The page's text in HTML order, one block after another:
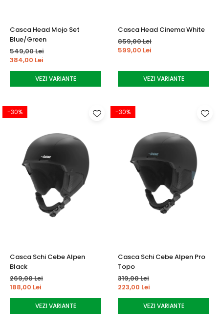
Casca Head Mojo Set
Blue/Green
549,00 Lei
384,00 Lei
VEZI VARIANTE
Casca Head Cinema White
859,00 Lei
599,00 Lei
VEZI VARIANTE
-30%
Casca Schi Cebe Alpen
Black
269,00 Lei
188,00 Lei
VEZI VARIANTE
-30%
Casca Schi Cebe Alpen Pro
Topo
319,00 Lei
223,00 Lei
VEZI VARIANTE